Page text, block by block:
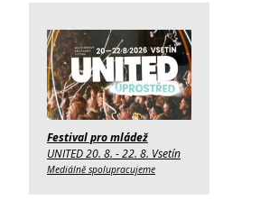
Festival pro mládež
UNITED 20. 8. - 22. 8. Vsetín
Mediálně spolupracujeme